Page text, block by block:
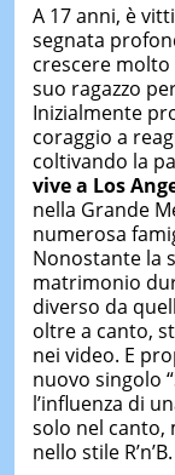
A 17 anni, è
segnata
crescere
suo ragazzo
Inizialmente
coraggio a
coltivando la
vive a Los
nella Grande
numerosa
Nonostante la
matrimonio
diverso da
oltre a canto,
nei video. E
nuovo singolo
l’influenza di
solo nel canto,
nello stile R’n’B.